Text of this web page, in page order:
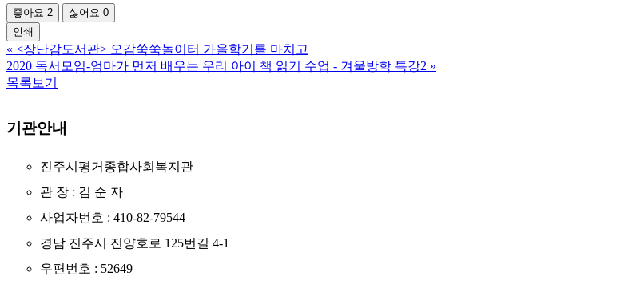
좋아요 2 싫어요 0
인쇄
« <장난감도서관> 오감쑥쑥놀이터 가을학기를 마치고
2020 독서모임-엄마가 먼저 배우는 우리 아이 책 읽기 수업 - 겨울방학 특강2 »
목록보기
기관안내
진주시평거종합사회복지관
관 장 : 김 순 자
사업자번호 : 410-82-79544
경남 진주시 진양호로 125번길 4-1
우편번호 : 52649